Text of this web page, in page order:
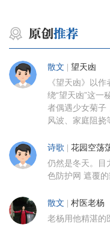
散文 | 望天凼
《望天凼》以
绕“望天凼”这一
者偶遇少女菊子
风波、家庭阻挠
诗歌 | 花园空荡
仍然是冬天。目
色防护网 遮覆
散文 | 村医老杨
老杨用他精湛的